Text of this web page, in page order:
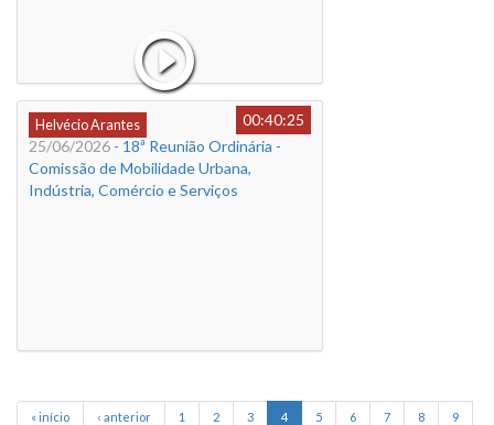
Helvécio Arantes
00:40:25
25/06/2026 - 18ª Reunião Ordinária -
Comissão de Mobilidade Urbana,
Indústria, Comércio e Serviços
« início ‹ anterior 1 2 3 4 5 6 7 8 9